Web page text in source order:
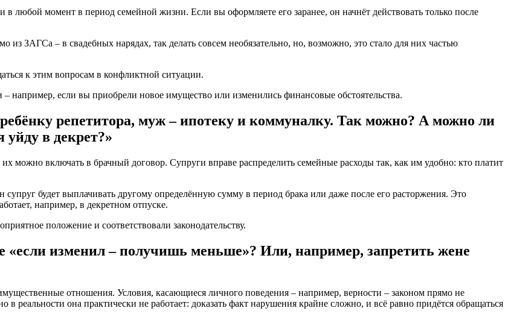
любой момент в период семейной жизни. Если вы оформляете его заранее, он начнёт действовать только после
из ЗАГСа – в свадебных нарядах, так делать совсем необязательно, но, возможно, это стало для них частью
к этим вопросам в конфликтной ситуации.
например, если вы приобрели новое имущество или изменились финансовые обстоятельства.
репетитора, муж – ипотеку и коммуналку. Так можно? А можно ли
уйду в декрет?»
можно включать в брачный договор. Супруги вправе распределить семейные расходы так, как им удобно: кто платит
будет выплачивать другому определённую сумму в период брака или даже после его расторжения. Это
например, в декретном отпуске.
положение и соответствовали законодательству.
«если изменил – получишь меньше»? Или, например, запретить жене
отношения. Условия, касающиеся личного поведения – например, верности – законом прямо не
реальности она практически не работает: доказать факт нарушения крайне сложно, и всё равно придётся обращаться